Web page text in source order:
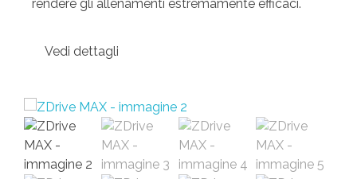
rendere gli allenamenti estremamente efficaci.
Vedi dettagli